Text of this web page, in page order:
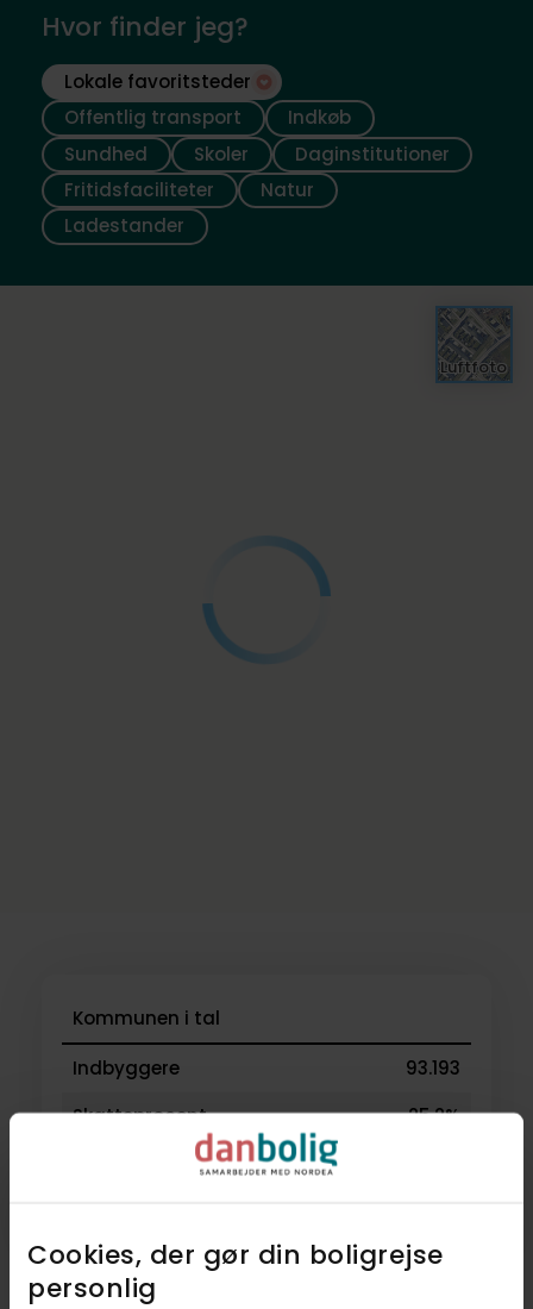
Cookies, der gør din boligrejse
personlig​
Hvor finder jeg?
Lokale favoritsteder
Offentlig transport
Indkøb
Sundhed
Skoler
Daginstitutioner
Fritidsfaciliteter
Natur
Ladestander
Luftfoto
Kommunen i tal
Indbyggere
93.193
Skatteprocent
25,2%
Kilde: Boligsiden og Geomatic